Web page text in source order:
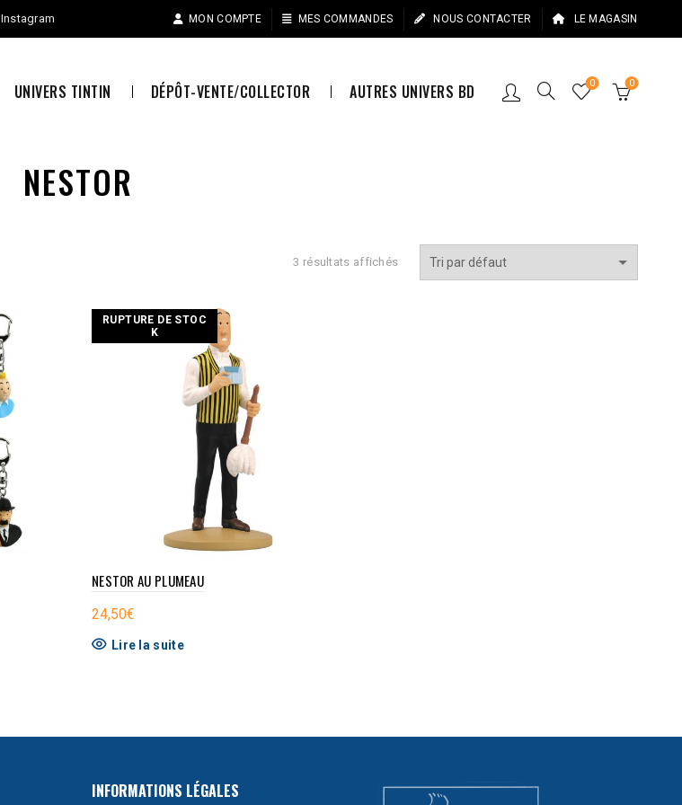
Instagram MON COMPTE MES COMMANDES NOUS CONTACTER LE MAGASIN
UNIVERS TINTIN DÉPÔT-VENTE/COLLECTOR AUTRES UNIVERS BD 0 0
NESTOR
3 résultats affichés
RUPTURE DE STOC
K
NESTOR AU PLUMEAU
24,50€
Lire la suite
INFORMATIONS LÉGALES